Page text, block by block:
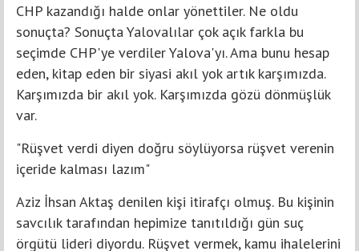
CHP kazandığı halde onlar yönettiler. Ne oldu
sonuçta? Sonuçta Yalovalılar çok açık farkla bu
seçimde CHP'ye verdiler Yalova'yı. Ama bunu hesap
eden, kitap eden bir siyasi akıl yok artık karşımızda.
Karşımızda bir akıl yok. Karşımızda gözü dönmüşlük
var.
"Rüşvet verdi diyen doğru söylüyorsa rüşvet verenin
içeride kalması lazım"
Aziz İhsan Aktaş denilen kişi itirafçı olmuş. Bu kişinin
savcılık tarafından hepimize tanıtıldığı gün suç
örgütü lideri diyordu. Rüşvet vermek, kamu ihalelerini